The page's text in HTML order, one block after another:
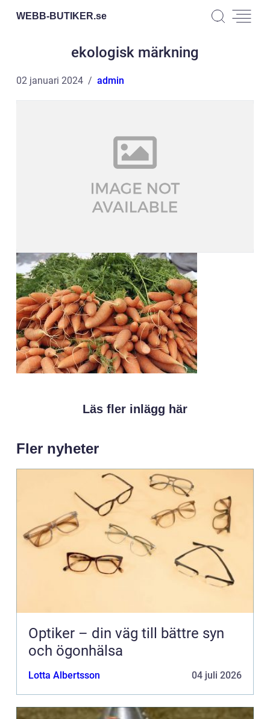
WEBB-BUTIKER.se
ekologisk märkning
02 januari 2024 admin
Läs fler inlägg här
Fler nyheter
Optiker – din väg till bättre syn
och ögonhälsa
Lotta Albertsson 04 juli 2026